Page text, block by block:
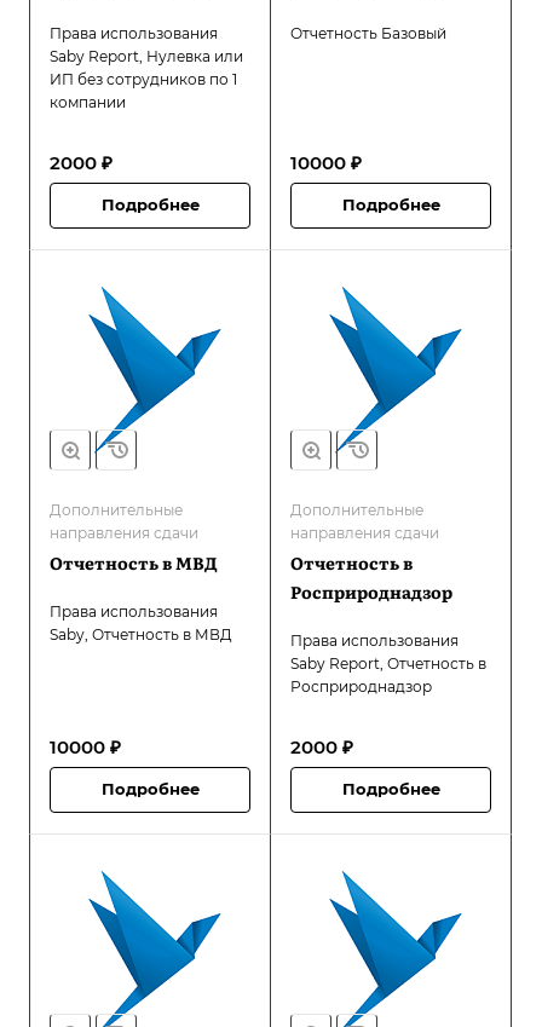
Права использования
Saby Report, Нулевка или
ИП без сотрудников по 1
компании
2000 ₽
Подробнее
Отчетность Базовый
10000 ₽
Подробнее
Дополнительные
направления сдачи
Отчетность в МВД
Права использования
Saby, Отчетность в МВД
10000 ₽
Подробнее
Дополнительные
направления сдачи
Отчетность в
Росприроднадзор
Права использования
Saby Report, Отчетность в
Росприроднадзор
2000 ₽
Подробнее